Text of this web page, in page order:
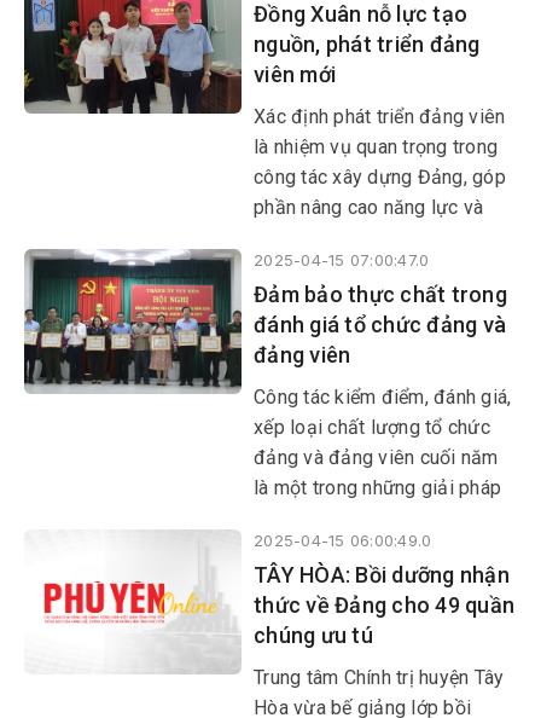
xét, quyết định.
Đồng Xuân nỗ lực tạo
nguồn, phát triển đảng
viên mới
Xác định phát triển đảng viên
là nhiệm vụ quan trọng trong
công tác xây dựng Đảng, góp
phần nâng cao năng lực và
đảng, những năm qua, Ban
Thường vụ Huyện ủy Đồng
Xuân đã tập trung thực hiện
quyết liệt các giải pháp, giao
chỉ tiêu, nhiệm vụ cho người
đứng đầu các đơn vị, địa
phương.
2025-04-15 07:00:47.0
Đảm bảo thực chất trong
đánh giá tổ chức đảng và
đảng viên
Công tác kiểm điểm, đánh giá,
xếp loại chất lượng tổ chức
đảng và đảng viên cuối năm
là một trong những giải pháp
nâng cao năng lực lãnh đạo,
sức chiến đấu của tổ chức
đảng cũng như chất lượng đội
ngũ đảng viên. Thời gian qua,
công tác này đã được các cấp
ủy trong toàn tỉnh thực hiện
2025-04-15 06:00:49.0
TÂY HÒA: Bồi dưỡng nhận
thức về Đảng cho 49 quần
chúng ưu tú
Trung tâm Chính trị huyện Tây
Hòa vừa bế giảng lớp bồi